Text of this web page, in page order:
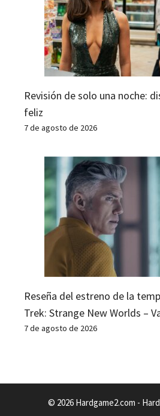
Revisión de solo una noche:
feliz
7 de agosto de 2026
Reseña del estreno de la
Trek: Strange New Worlds –
7 de agosto de 2026
© 2026 Hardgame2.com -